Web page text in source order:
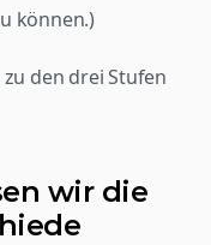
können.)
den drei Stufen
wir die